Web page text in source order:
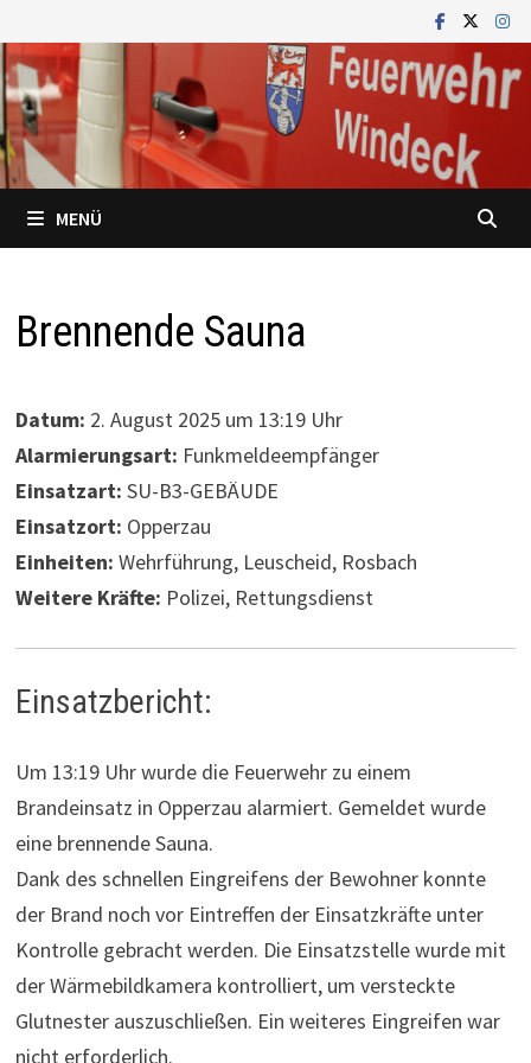
Inhalt
springen
MENÜ
Brennende Sauna
Datum: 2. August 2025 um 13:19 Uhr
Alarmierungsart: Funkmeldeempfänger
Einsatzart: SU-B3-GEBÄUDE
Einsatzort: Opperzau
Einheiten: Wehrführung, Leuscheid, Rosbach
Weitere Kräfte: Polizei, Rettungsdienst
Einsatzbericht:
Um 13:19 Uhr wurde die Feuerwehr zu einem
Brandeinsatz in Opperzau alarmiert. Gemeldet wurde
eine brennende Sauna.
Dank des schnellen Eingreifens der Bewohner konnte
der Brand noch vor Eintreffen der Einsatzkräfte unter
Kontrolle gebracht werden. Die Einsatzstelle wurde mit
der Wärmebildkamera kontrolliert, um versteckte
Glutnester auszuschließen. Ein weiteres Eingreifen war
nicht erforderlich.